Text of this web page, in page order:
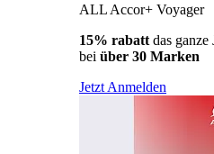
ALL Accor+ Voyager
15% rabatt das
bei über 30 Marken
Jetzt Anmelden